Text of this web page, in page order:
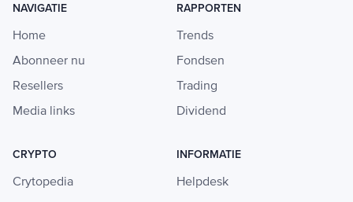
NAVIGATIE
Home
Abonneer nu
Resellers
Media links
RAPPORTEN
Trends
Fondsen
Trading
Dividend
CRYPTO
Crytopedia
INFORMATIE
Helpdesk